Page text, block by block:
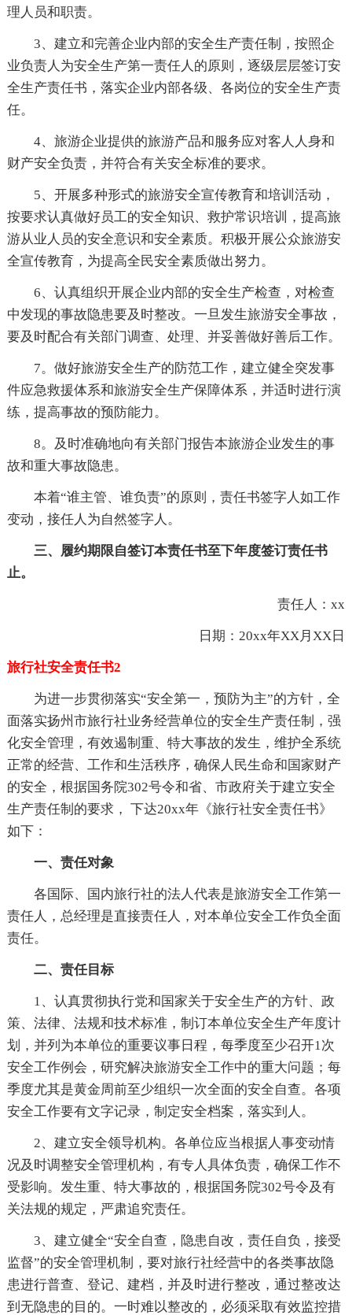
理人员和职责。
3、建立和完善企业内部的安全生产责任制，按照企
业负责人为安全生产第一责任人的原则，逐级层层签订安
全生产责任书，落实企业内部各级、各岗位的安全生产责
任。
4、旅游企业提供的旅游产品和服务应对客人人身和
财产安全负责，并符合有关安全标准的要求。
5、开展多种形式的旅游安全宣传教育和培训活动，
按要求认真做好员工的安全知识、救护常识培训，提高旅
游从业人员的安全意识和安全素质。积极开展公众旅游安
全宣传教育，为提高全民安全素质做出努力。
6、认真组织开展企业内部的安全生产检查，对检查
中发现的事故隐患要及时整改。一旦发生旅游安全事故，
要及时配合有关部门调查、处理、并妥善做好善后工作。
7。做好旅游安全生产的防范工作，建立健全突发事
件应急救援体系和旅游安全生产保障体系，并适时进行演
练，提高事故的预防能力。
8。及时准确地向有关部门报告本旅游企业发生的事
故和重大事故隐患。
本着“谁主管、谁负责”的原则，责任书签字人如工作
变动，接任人为自然签字人。
三、履约期限自签订本责任书至下年度签订责任书
止。
责任人：xx
日期：20xx年XX月XX日
旅行社安全责任书2
为进一步贯彻落实“安全第一，预防为主”的方针，全
面落实扬州市旅行社业务经营单位的安全生产责任制，强
化安全管理，有效遏制重、特大事故的发生，维护全系统
正常的经营、工作和生活秩序，确保人民生命和国家财产
的安全，根据国务院302号令和省、市政府关于建立安全
生产责任制的要求， 下达20xx年《旅行社安全责任书》
如下：
一、责任对象
各国际、国内旅行社的法人代表是旅游安全工作第一
责任人，总经理是直接责任人，对本单位安全工作负全面
责任。
二、责任目标
1、认真贯彻执行党和国家关于安全生产的方针、政
策、法律、法规和技术标准，制订本单位安全生产年度计
划，并列为本单位的重要议事日程，每季度至少召开1次
安全工作例会，研究解决旅游安全工作中的重大问题；每
季度尤其是黄金周前至少组织一次全面的安全自查。各项
安全工作要有文字记录，制定安全档案，落实到人。
2、建立安全领导机构。各单位应当根据人事变动情
况及时调整安全管理机构，有专人具体负责，确保工作不
受影响。发生重、特大事故的，根据国务院302号令及有
关法规的规定，严肃追究责任。
3、建立健全“安全自查，隐患自改，责任自负，接受
监督”的安全管理机制，要对旅行社经营中的各类事故隐
患进行普查、登记、建档，并及时进行整改，通过整改达
到无隐患的目的。一时难以整改的，必须采取有效监控措